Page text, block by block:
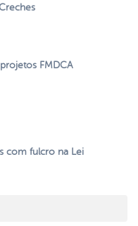
FMDCA
com fulcro na Lei